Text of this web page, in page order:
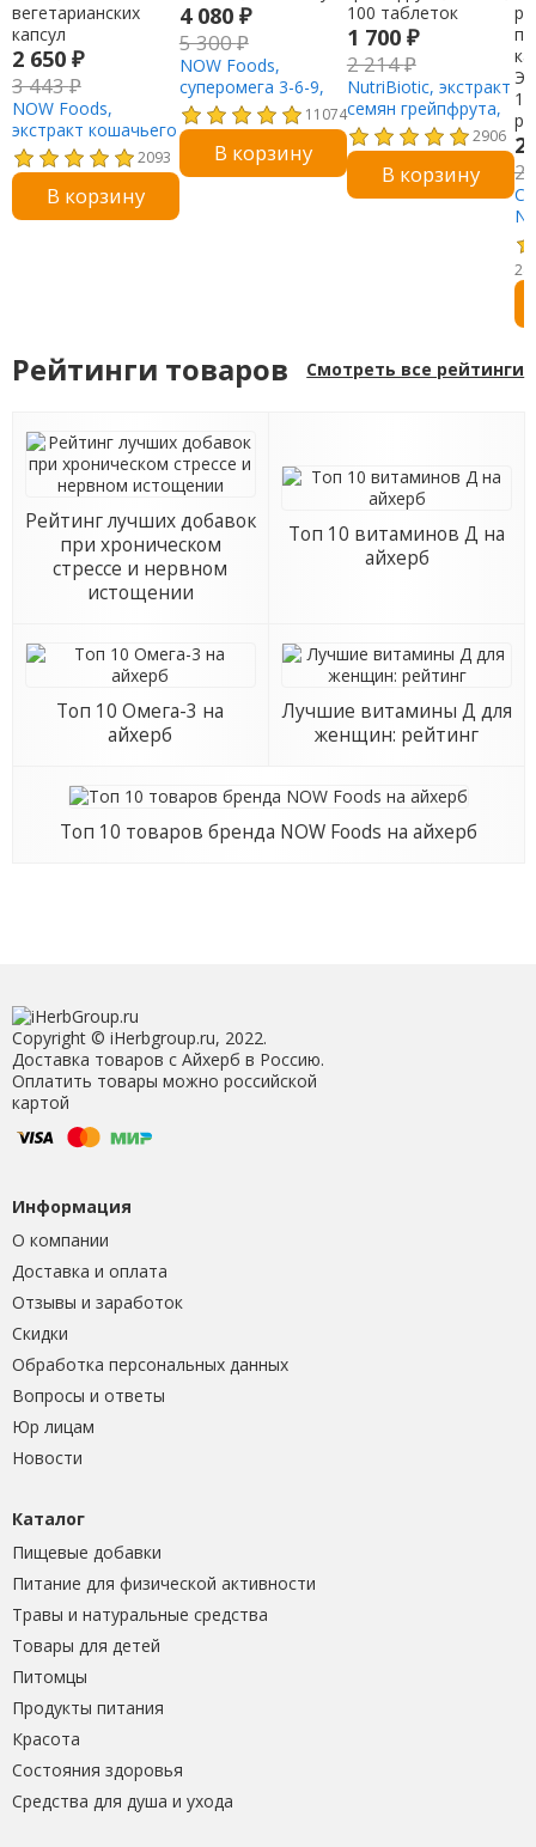
2 650 ₽
3 443₽
NOW Foods,
экстракт кошачьего
когтя, 120
вегетарианских
капсул
2093
В корзину
4 080 ₽
5 300₽
NOW Foods,
суперомега 3-6-9,
1200 мг, 180 капсул
11074
В корзину
1 700 ₽
2 214₽
NutriBiotic, экстракт
семян грейпфрута,
125 мг, 100
таблеток
2906
В корзину
2
2
Рейтинги товаров Смотреть все рейтинги
Рейтинг лучших добавок
при хроническом
стрессе и нервном
истощении
Топ 10 витаминов Д на
айхерб
Топ 10 Омега-3 на
айхерб
Лучшие витамины Д для
женщин: рейтинг
Топ 10 товаров бренда NOW Foods на айхерб
Copyright © iHerbgroup.ru, 2022.
Доставка товаров с Айхерб в Россию.
Оплатить товары можно российской
картой
Информация
О компании
Доставка и оплата
Отзывы и заработок
Скидки
Обработка персональных данных
Вопросы и ответы
Юр лицам
Новости
Каталог
Пищевые добавки
Питание для физической активности
Травы и натуральные средства
Товары для детей
Питомцы
Продукты питания
Красота
Состояния здоровья
Средства для душа и ухода